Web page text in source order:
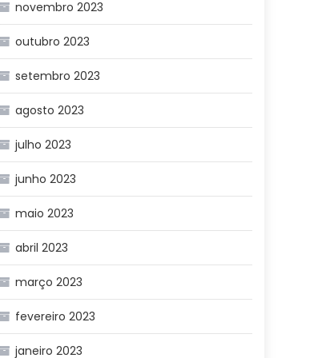
novembro 2023
outubro 2023
setembro 2023
agosto 2023
julho 2023
junho 2023
maio 2023
abril 2023
março 2023
fevereiro 2023
janeiro 2023